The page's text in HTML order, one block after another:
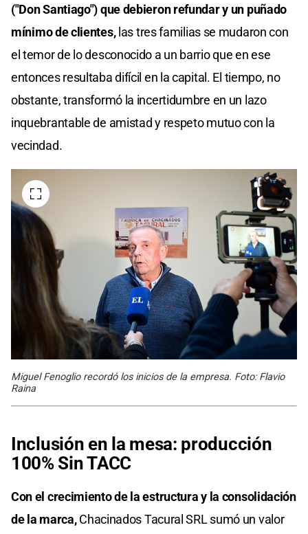
("Don Santiago") que debieron refundar y un puñado
mínimo de clientes,las tres familias se mudaron con
el temor de lo desconocido a un barrio que en ese
entonces resultaba difícil en la capital. El tiempo, no
obstante, transformó la incertidumbre en un lazo
inquebrantable de amistad y respeto mutuo con la
vecindad.
Miguel Fenoglio recordó los inicios de la empresa. Foto: Flavio
Raina
Inclusión en la mesa: producción
100% Sin TACC
Con el crecimiento de la estructura y la consolidación
de la marca,Chacinados Tacural SRL sumó un valor